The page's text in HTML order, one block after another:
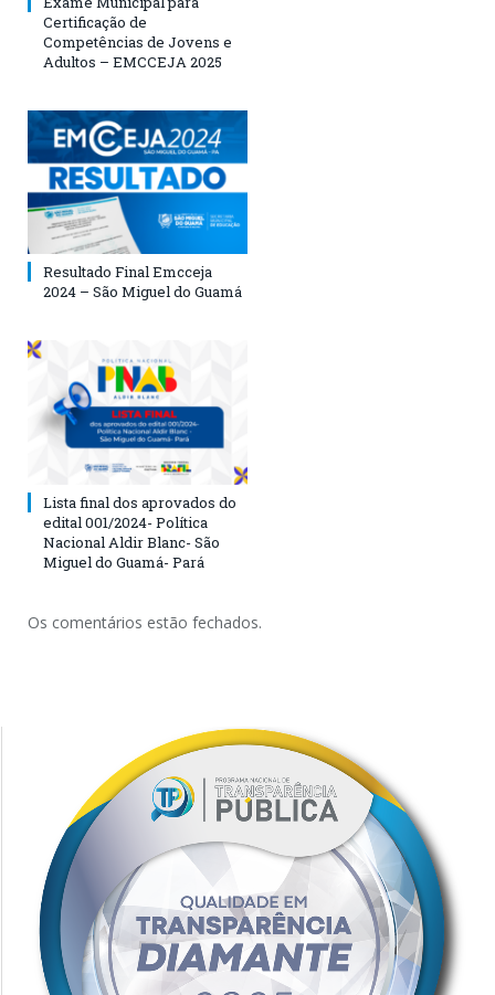
Certificação de
Competências de Jovens e
Adultos – EMCCEJA 2025
Resultado Final Emcceja
2024 – São Miguel do Guamá
Lista final dos aprovados do
edital 001/2024- Política
Nacional Aldir Blanc- São
Miguel do Guamá- Pará
Os comentários estão fechados.